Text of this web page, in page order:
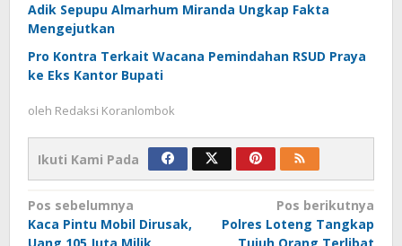
Adik Sepupu Almarhum Miranda Ungkap Fakta
Mengejutkan
Pro Kontra Terkait Wacana Pemindahan RSUD Praya
ke Eks Kantor Bupati
oleh Redaksi Koranlombok
Ikuti Kami Pada
Navigasi
pos
Pos sebelumnya
Kaca Pintu Mobil Dirusak,
Pos berikutnya
Polres Loteng Tangkap